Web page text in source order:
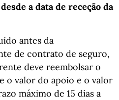
a data de receção da
antes da
de contrato de seguro,
deve reembolsar o
o valor do apoio e o valor
máximo de 15 dias a